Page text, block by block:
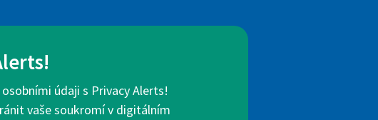
údaji s Privacy Alerts!
vaše soukromí v digitálním